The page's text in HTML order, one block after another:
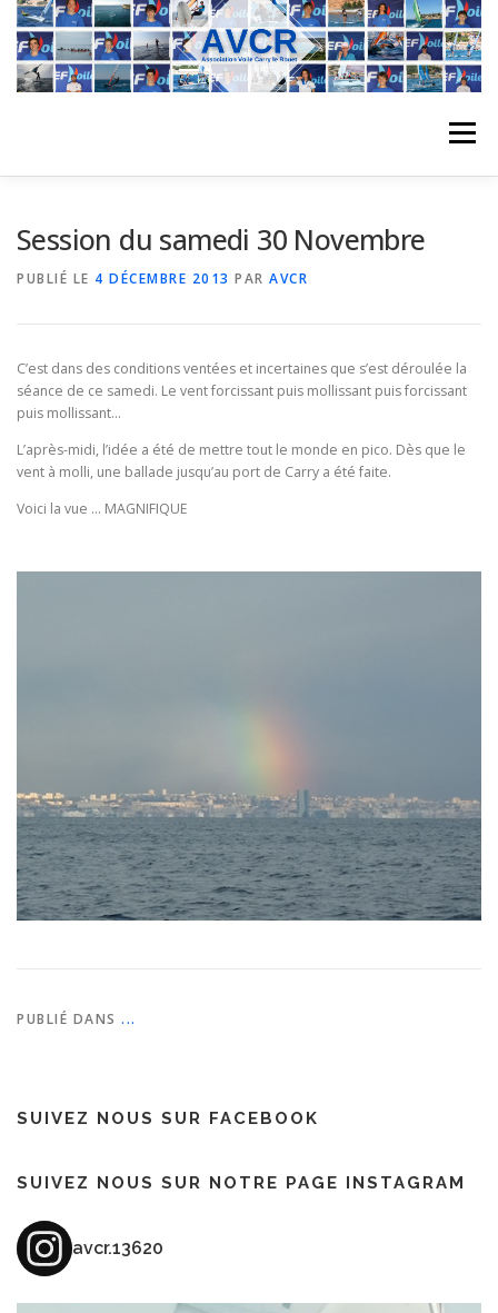
Aller
contenu
Menu
REGATES ALBUMS PHOTO
PLANNING DES COURS REVUES DE PRESSE
Session du samedi 30 Novembre
PUBLIÉ LE 4 DÉCEMBRE 2013 PAR AVCR
C’est dans des conditions ventées et incertaines que s’est déroulée la
séance de ce samedi. Le vent forcissant puis mollissant puis forcissant
puis mollissant…
L’après-midi, l’idée a été de mettre tout le monde en pico. Dès que le
vent à molli, une ballade jusqu’au port de Carry a été faite.
Voici la vue … MAGNIFIQUE
PUBLIÉ DANS ...
SUIVEZ NOUS SUR FACEBOOK
SUIVEZ NOUS SUR NOTRE PAGE INSTAGRAM
avcr.13620